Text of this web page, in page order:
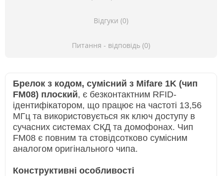
Відгуки (0)
Питання - відповідь (0)
Брелок з кодом, сумісний з Mifare 1K (чип
FM08) плоский, є безконтактним RFID-
ідентифікатором, що працює на частоті 13,56
МГц та використовується як ключ доступу в
сучасних системах СКД та домофонах. Чип
FM08 є повним та стовідсотково сумісним
аналогом оригінального чипа.
Конструктивні особливості